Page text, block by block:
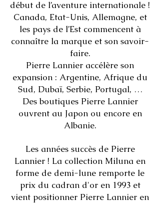
début de l’aventure internationale !
Canada, Etat-Unis, Allemagne, et
les pays de l’Est commencent à
connaître la marque et son savoir-
faire.
Pierre Lannier accélère son
expansion : Argentine, Afrique du
Sud, Dubaï, Serbie, Portugal, …
Des boutiques Pierre Lannier
ouvrent au Japon ou encore en
Albanie.
Les années succès de Pierre
Lannier ! La collection Miluna en
forme de demi-lune remporte le
prix du cadran d'or en 1993 et
vient positionner Pierre Lannier en